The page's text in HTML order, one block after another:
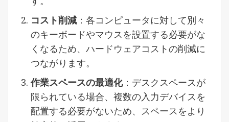
コスト削減 ：各コンピュータに対して別々
のキーボードやマウスを設置する必要がな
くなるため、ハードウェアコストの削減に
つながります。
作業スペースの最適化：デスクスペースが
限られている場合、複数の入力デバイスを
配置する必要がないため、スペースをより